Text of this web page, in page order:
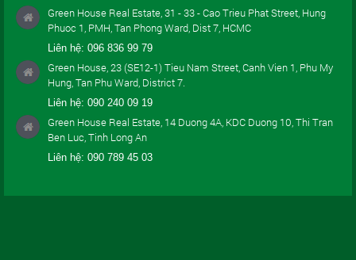
Green House Real Estate, 31 - 33 - Cao Trieu Phat Street, Hung
Phuoc 1, PMH, Tan Phong Ward, Dist 7, HCMC
Liên hệ: 096 836 99 79
Green House, 23 (SE12-1) Tieu Nam Street, Canh Vien 1, Phu My
Hung, Tan Phu Ward, District 7.
Liên hệ: 090 240 09 19
Green House Real Estate, 14 Duong 4A, KDC Duong 10, Thi Tran
Ben Luc, Tinh Long An
Liên hệ: 090 789 45 03